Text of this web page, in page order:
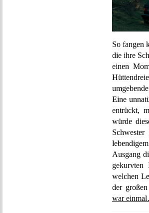
So fangen
die ihre
einen
Eine
entrückt,
würde
Ausgang
gekurvten
welchen
der
war